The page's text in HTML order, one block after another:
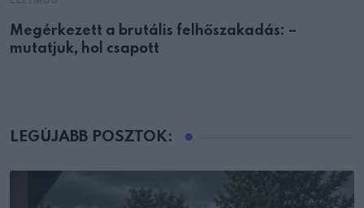
Megérkezett a brutális felhőszakadás: –
mutatjuk, hol csapott
LEGÚJABB POSZTOK: